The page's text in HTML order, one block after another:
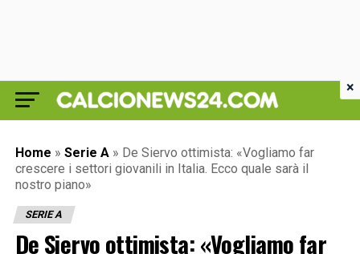
Home » Serie A » De Siervo ottimista: «Vogliamo far
crescere i settori giovanili in Italia. Ecco quale sarà il
nostro piano»
SERIE A
De Siervo ottimista: «Vogliamo far
×